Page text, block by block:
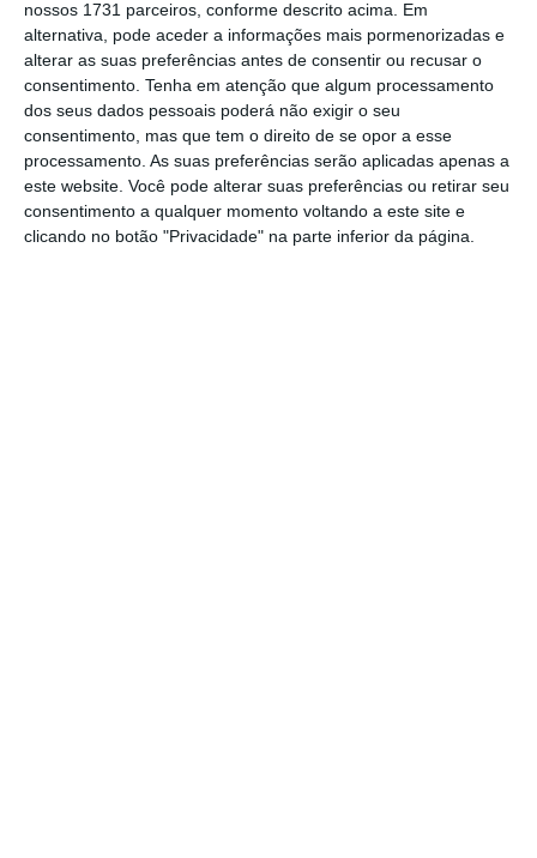
nossos 1731 parceiros, conforme descrito acima. Em
alternativa, pode aceder a informações mais pormenorizadas e
alterar as suas preferências antes de consentir ou recusar o
consentimento. Tenha em atenção que algum processamento
dos seus dados pessoais poderá não exigir o seu
consentimento, mas que tem o direito de se opor a esse
processamento. As suas preferências serão aplicadas apenas a
este website. Você pode alterar suas preferências ou retirar seu
consentimento a qualquer momento voltando a este site e
clicando no botão "Privacidade" na parte inferior da página.
empresa diz.Se não tivermos respostas, em
princípio, vamos avançar com um novo aviso
de greve”, concluiu. A Lusa contactou a
Docapesca, mas não obteve resposta.
Num comunicado divulgado na terça-feira, o
Simamevip, afeto à CGTP, já tinha considerado
“inaceitável” a proposta da Docapesca de um